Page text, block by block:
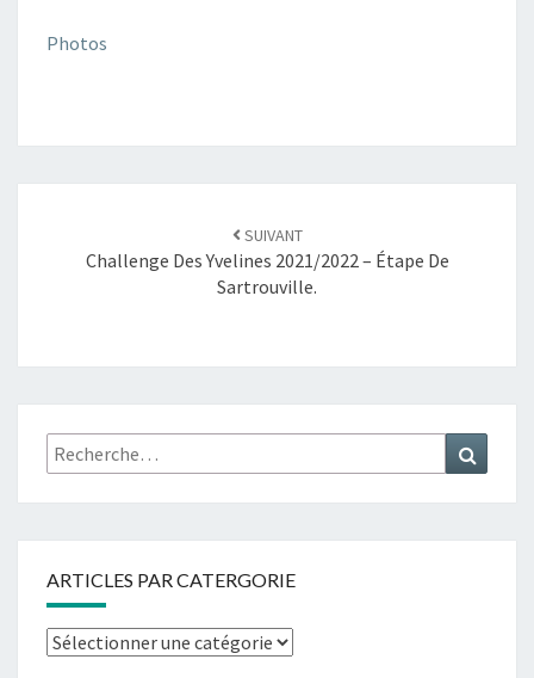
Photos
SUIVANT
Challenge Des Yvelines 2021/2022 – Étape De
Sartrouville.
ARTICLES PAR CATERGORIE